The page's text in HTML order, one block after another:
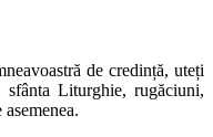
de credință, uteți
Liturghie, rugăciuni,